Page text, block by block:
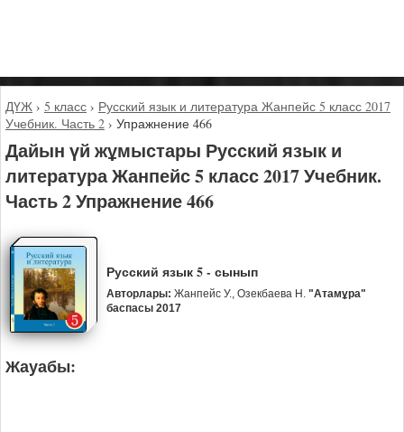
ДҮЖ › 5 класс › Русский язык и литература Жанпейс 5 класс 2017
Учебник. Часть 2 › Упражнение 466
Дайын үй жұмыстары Русский язык и
литература Жанпейс 5 класс 2017 Учебник.
Часть 2 Упражнение 466
Русский язык 5 - сынып
Авторлары: Жанпейс У., Озекбаева Н. "Атамұра"
баспасы 2017
Жауабы: